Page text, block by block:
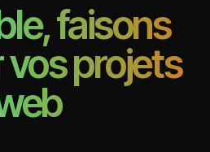
faisons
projets